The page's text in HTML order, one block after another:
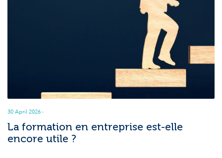
30 April 2026 ·
La formation en entreprise est-elle
encore utile ?